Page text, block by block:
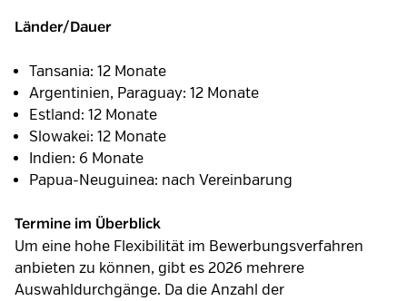
Länder/Dauer
Tansania: 12 Monate
Argentinien, Paraguay: 12 Monate
Estland: 12 Monate
Slowakei: 12 Monate
Indien: 6 Monate
Papua-Neuguinea: nach Vereinbarung
Termine im Überblick
Um eine hohe Flexibilität im Bewerbungsverfahren
anbieten zu können, gibt es 2026 mehrere
Auswahldurchgänge. Da die Anzahl der